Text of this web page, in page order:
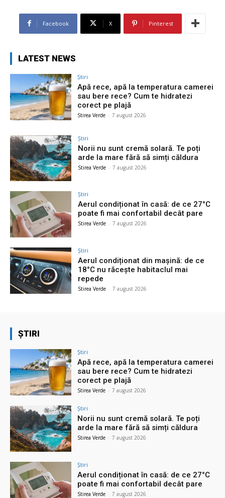
Facebook X Pinterest
LATEST NEWS
Știri
Apă rece, apă la temperatura camerei
sau bere rece? Cum te hidratezi
corect pe plajă
Stirea Verde - 7 august 2026
Știri
Norii nu sunt cremă solară. Te poți
arde la mare fără să simți căldura
Stirea Verde - 7 august 2026
Știri
Aerul condiționat în casă: de ce 27°C
poate fi mai confortabil decât pare
Stirea Verde - 7 august 2026
Știri
Aerul condiționat din mașină: de ce
18°C nu răcește habitaclul mai
repede
Stirea Verde - 7 august 2026
ȘTIRI
Știri
Apă rece, apă la temperatura camerei
sau bere rece? Cum te hidratezi
corect pe plajă
Stirea Verde - 7 august 2026
Știri
Norii nu sunt cremă solară. Te poți
arde la mare fără să simți căldura
Stirea Verde - 7 august 2026
Știri
Aerul condiționat în casă: de ce 27°C
poate fi mai confortabil decât pare
Stirea Verde - 7 august 2026